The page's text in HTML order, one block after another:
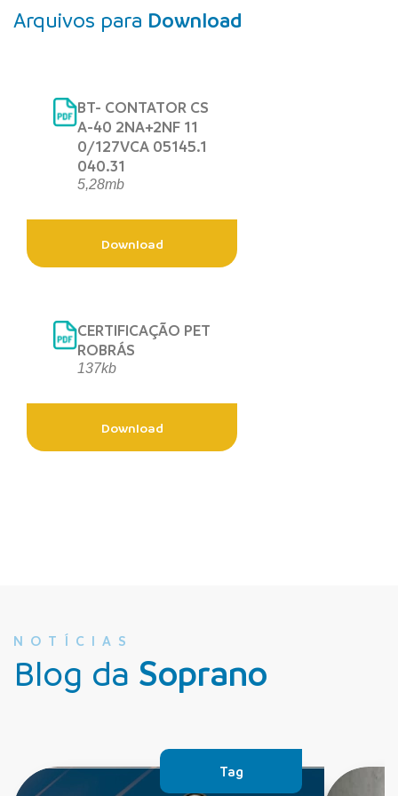
Arquivos para Download
BT- CONTATOR CS
A-40 2NA+2NF 11
0/127VCA 05145.1
040.31
5,28mb
Download
CERTIFICAÇÃO PET
ROBRÁS
137kb
Download
NOTÍCIAS
Blog da Soprano
Tag